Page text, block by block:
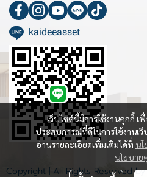
เว็บไซต์นี้มีการใช้งานคุกกี้
ประสบการณ์ที่ดีในการใช้งานเ
อ่านรายละเอียดเพิ่มเติมได้ที่ น
นโยบาย
kaideeasset
Copyright | All Rights Reserved